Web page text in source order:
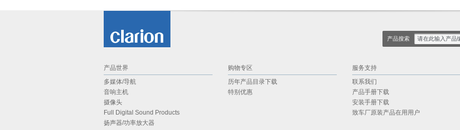
产品搜索
产品世界
多媒体/导航
音响主机
摄像头
Full Digital Sound Products
扬声器/功率放大器
购物专区
历年产品目录下载
特别优惠
服务支持
联系我们
产品手册下载
安装手册下载
致车厂原装产品在用用户